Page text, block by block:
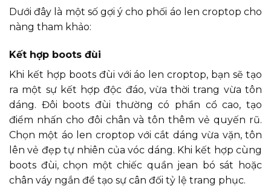
Dưới đây là một số gợi ý cho phối áo len croptop cho
nàng tham khảo:
Kết hợp boots đùi
Khi kết hợp boots đùi với áo len croptop, bạn sẽ tạo
ra một sự kết hợp độc đáo, vừa thời trang vừa tôn
dáng. Đôi boots đùi thường có phần cổ cao, tạo
điểm nhấn cho đôi chân và tôn thêm vẻ quyến rũ.
Chọn một áo len croptop với cắt dáng vừa vặn, tôn
lên vẻ đẹp tự nhiên của vóc dáng. Khi kết hợp cùng
boots đùi, chọn một chiếc quần jean bó sát hoặc
chân váy ngắn để tạo sự cân đối tỷ lệ trang phục.